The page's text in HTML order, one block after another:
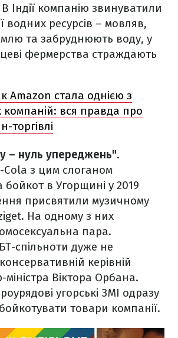
Індії компанію звинуватили
водних ресурсів – мовляв,
та забруднюють воду, у
фермерства страждають
Amazon стала однією з
вся правда про
торгівлі
– нуль упереджень".
Cola з цим слоганом
бойкот в Угорщині у 2019
присвятили музичному
На одному з них
пара.
спільноти дуже не
керівній
міністра Віктора Орбана.
угорські ЗМІ одразу
товари компанії.